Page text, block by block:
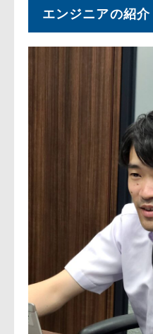
エンジニアの紹介